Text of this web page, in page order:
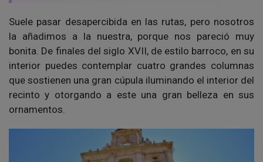
Suele pasar desapercibida en las rutas, pero nosotros
la añadimos a la nuestra, porque nos pareció muy
bonita. De finales del siglo XVII, de estilo barroco, en su
interior puedes contemplar cuatro grandes columnas
que sostienen una gran cúpula iluminando el interior del
recinto y otorgando a este una gran belleza en sus
ornamentos.